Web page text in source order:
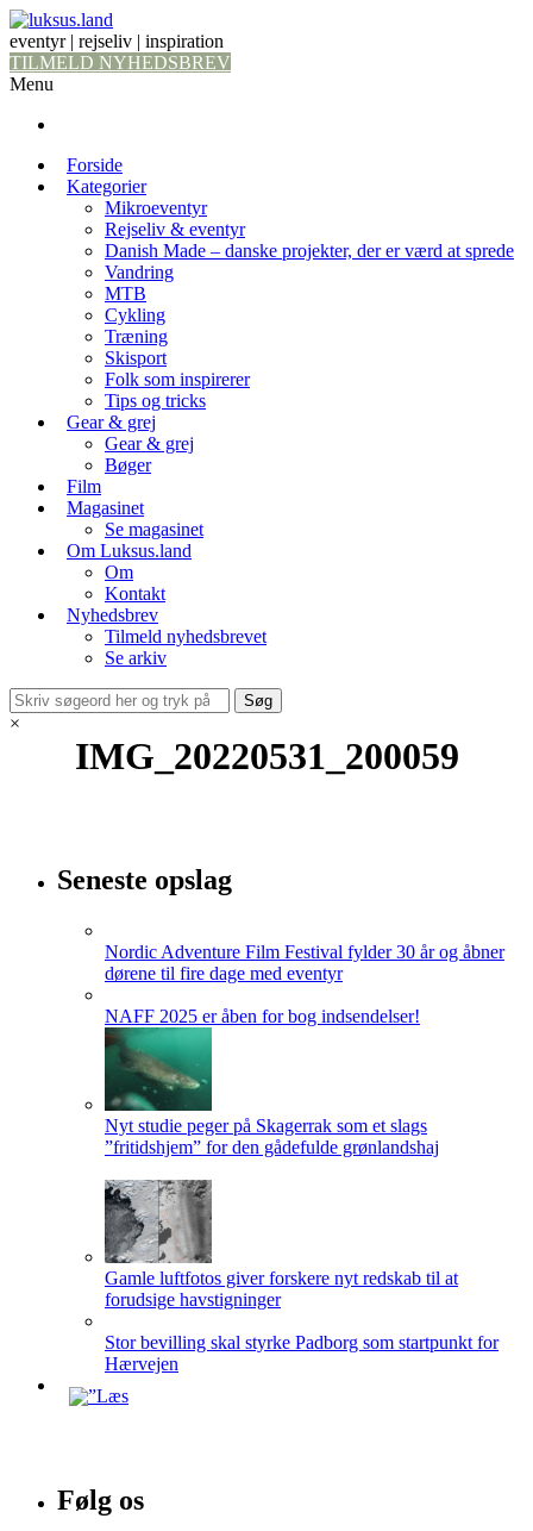
eventyr | rejseliv | inspiration
TILMELD NYHEDSBREV
Menu
Forside
Kategorier
Mikroeventyr
Rejseliv & eventyr
Danish Made – danske projekter, der er værd at sprede
Vandring
MTB
Cykling
Træning
Skisport
Folk som inspirerer
Tips og tricks
Gear & grej
Gear & grej
Bøger
Film
Magasinet
Se magasinet
Om Luksus.land
Om
Kontakt
Nyhedsbrev
Tilmeld nyhedsbrevet
Se arkiv
×
IMG_20220531_200059
Seneste opslag
Nordic Adventure Film Festival fylder 30 år og åbner
dørene til fire dage med eventyr
NAFF 2025 er åben for bog indsendelser!
Nyt studie peger på Skagerrak som et slags
”fritidshjem” for den gådefulde grønlandshaj
Gamle luftfotos giver forskere nyt redskab til at
forudsige havstigninger
Stor bevilling skal styrke Padborg som startpunkt for
Hærvejen
Følg os